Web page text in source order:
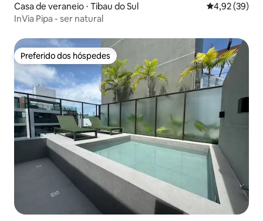
Casa de veraneio ⋅ Tibau do Sul 4,92 de uma
4,92 (39)
InVia Pipa - ser natural
Preferido dos hóspedes
Preferido dos hóspedes